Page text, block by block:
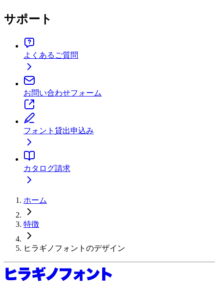
サポート
よくあるご質問
お問い合わせフォーム
フォント貸出申込み
カタログ請求
ホーム
特徴
ヒラギノフォントのデザイン